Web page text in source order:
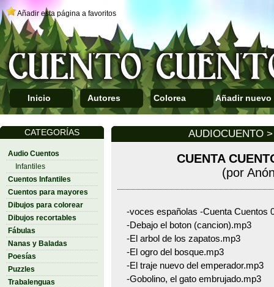
Añadir esta página a favoritos
Inicio Autores Colorea Añadir nuevo
CATEGORÍAS
Audio Cuentos
Infantiles
Cuentos Infantiles
Cuentos para mayores
Dibujos para colorear
Dibujos recortables
Fábulas
Nanas y Baladas
Poesías
Puzzles
Trabalenguas
AUDIOCUENTO
CUENTA
(por
-voces españolas -Cuenta Cuentos
-Debajo el boton (cancion).mp3
-El arbol de los zapatos.mp3
-El ogro del bosque.mp3
-El traje nuevo del emperador.mp3
-Gobolino, el gato embrujado.mp3